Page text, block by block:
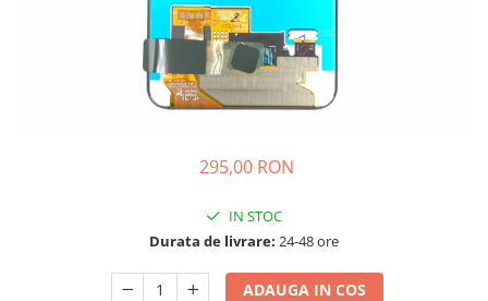
Module si conectori incarcare
295,00 RON
IN STOC
Durata de livrare: 24-48 ore
ADAUGA IN COS